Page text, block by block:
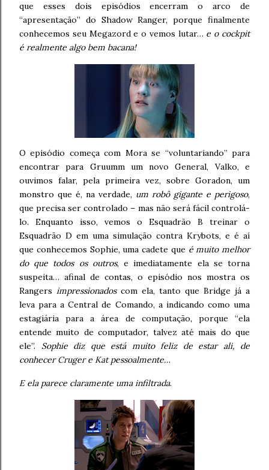
que esses dois episódios encerram o arco de
“apresentação” do Shadow Ranger, porque finalmente
conhecemos seu Megazord e o vemos lutar… e o cockpit
é realmente algo bem bacana!
O episódio começa com Mora se “voluntariando” para
encontrar para Gruumm um novo General, Valko, e
ouvimos falar, pela primeira vez, sobre Goradon, um
monstro que é, na verdade, um robô gigante e perigoso,
que precisa ser controlado – mas não será fácil controlá-
lo. Enquanto isso, vemos o Esquadrão B treinar o
Esquadrão D em uma simulação contra Krybots, e é aí
que conhecemos Sophie, uma cadete que é muito melhor
do que todos os outros, e imediatamente ela se torna
suspeita… afinal de contas, o episódio nos mostra os
Rangers impressionadoscom ela, tanto que Bridge já a
leva para a Central de Comando, a indicando como uma
estagiária para a área de computação, porque “ela
entende muito de computador, talvez até mais do que
ele”. Sophie diz que está muito feliz de estar ali, de
conhecer Cruger e Kat pessoalmente…
E ela parece claramente uma infiltrada.